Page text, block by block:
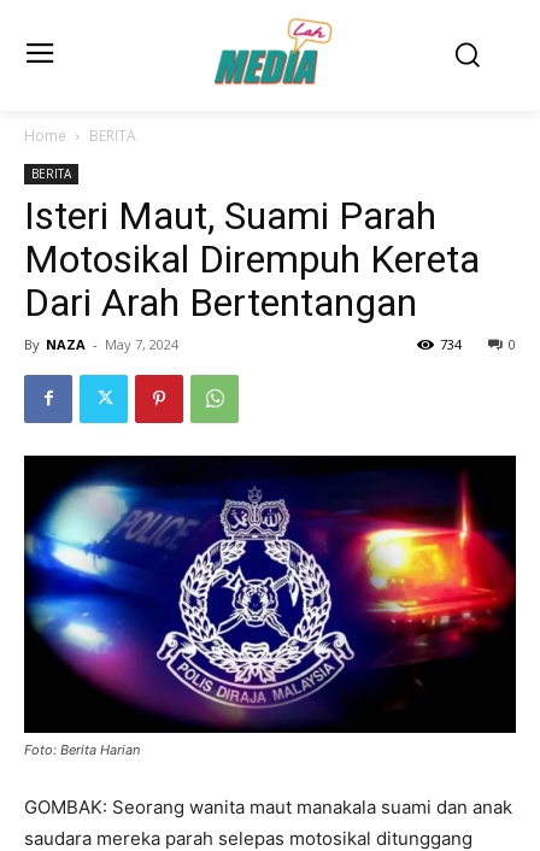
Home BERITA
BERITA
Isteri Maut, Suami Parah
Motosikal Dirempuh Kereta
Dari Arah Bertentangan
By NAZA - May 7, 2024 0
734
Foto: Berita Harian
GOMBAK: Seorang wanita maut manakala suami dan anak
saudara mereka parah selepas motosikal ditunggang